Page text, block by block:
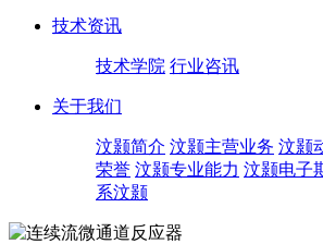
技术资讯
技术学院 行业咨讯
关于我们
汶颢简介 汶颢主营业务 汶颢
荣誉 汶颢专业能力 汶颢电子
系汶颢